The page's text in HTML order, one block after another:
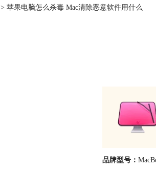
> 苹果电脑怎么杀毒 Mac清除恶意软件用什么
品牌型号：